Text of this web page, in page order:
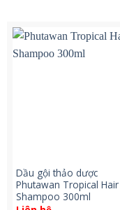
Dầu gội thảo dược
Phutawan Tropical Hair
Shampoo 300ml